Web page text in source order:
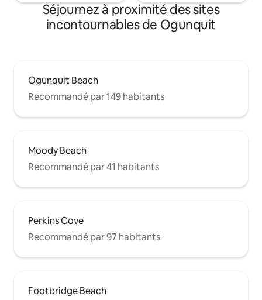
Séjournez à proximité des sites
incontournables de Ogunquit
Ogunquit Beach
Recommandé par 149 habitants
Moody Beach
Recommandé par 41 habitants
Perkins Cove
Recommandé par 97 habitants
Footbridge Beach